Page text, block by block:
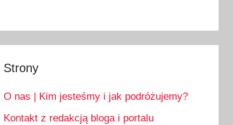
Strony
O nas | Kim jesteśmy i jak podróżujemy?
Kontakt z redakcją bloga i portalu